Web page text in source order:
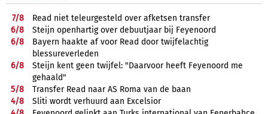
7/8
Read niet teleurgesteld over afketsen transfer
6/8
Steijn openhartig over debuutjaar bij Feyenoord
6/8
Bayern haakte af voor Read door twijfelachtig
blessureverleden
6/8
Steijn kent geen twijfel: "Daarvoor heeft Feyenoord me
gehaald"
5/8
Transfer Read naar AS Roma van de baan
4/8
Sliti wordt verhuurd aan Excelsior